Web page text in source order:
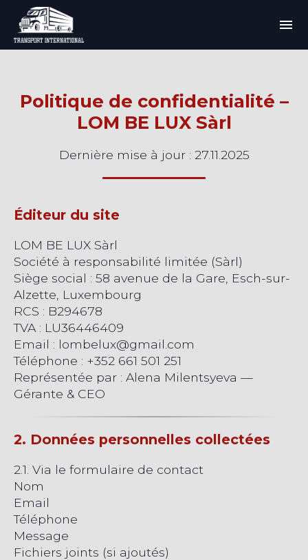
Politique de confidentialité –
LOM BE LUX Sàrl
Dernière mise à jour : 27.11.2025
Éditeur du site
LOM BE LUX Sàrl
Société à responsabilité limitée (Sàrl)
Siège social : 58 avenue de la Gare, Esch-sur-
Alzette, Luxembourg
RCS : B294678
TVA : LU36446409
Email : lombelux@gmail.com
Téléphone : +352 661 501 251
Représentée par : Alena Milentsyeva —
Gérante & CEO
2. Données personnelles collectées
2.1. Via le formulaire de contact
Nom
Email
Téléphone
Message
Fichiers joints (si ajoutés)